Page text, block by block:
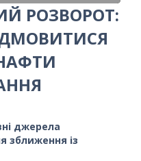
РОЗВОРОТ:
джерела
зближення із